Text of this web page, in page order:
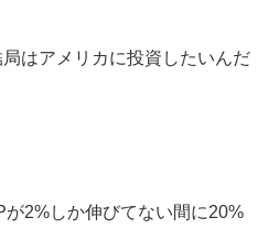
はアメリカに投資したいんだ
2%しか伸びてない間に20%